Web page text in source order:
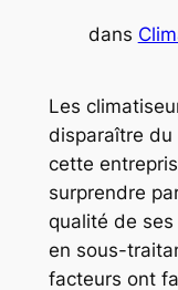
dans
Les
disparaître du
cette
surprendre
qualité de ses
en sous-
facteurs ont